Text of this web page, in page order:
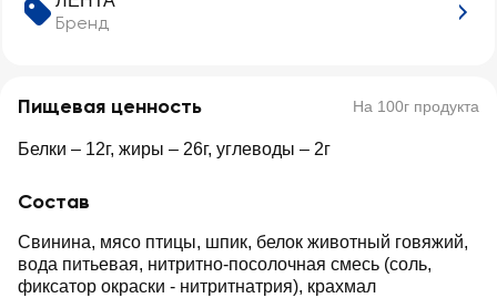
Бренд
Пищевая ценность На 100г продукта
Белки – 12г, жиры – 26г, углеводы – 2г
Состав
Свинина, мясо птицы, шпик, белок животный говяжий,
вода питьевая, нитритно-посолочная смесь (соль,
фиксатор окраски - нитритнатрия), крахмал